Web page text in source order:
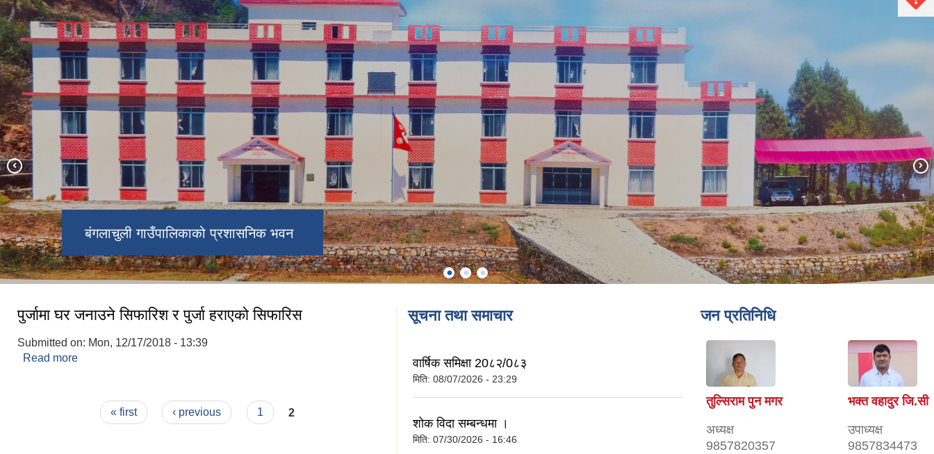
बंगलाचुली गाउँपालिकाको प्रशासनिक भवन
बंगलाचुली गाउँपालिका वडा नं १ स्थित उजा
वागेश्वरी मन्दिर
बंगलाचुली गाउँपालिका वडा नं २ स्थित
धिमधिमे भ्यूटावर
पुर्जामा घर जनाउने सिफारिश र पुर्जा हराएको सिफारिस
Submitted on: Mon, 12/17/2018 - 13:39
Read more
« first ‹ previous 1 2
सूचना तथा समाचार
वार्षिक समिक्षा 20८२/0८३
मिति: 08/07/2026 - 23:29
शोक विदा सम्बन्धमा ।
मिति: 07/30/2026 - 16:46
जन प्रतिनिधि
तुल्सिराम पुन मगर
अध्यक्ष
9857820357
भक्त वहादुर जि.सी
उपाध्यक्ष
9857834473